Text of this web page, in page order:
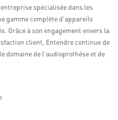
spécialisée dans les
gamme complète d'appareils
Grâce à son engagement envers la
client, Entendre continue de
domaine de l'audioprothèse et de